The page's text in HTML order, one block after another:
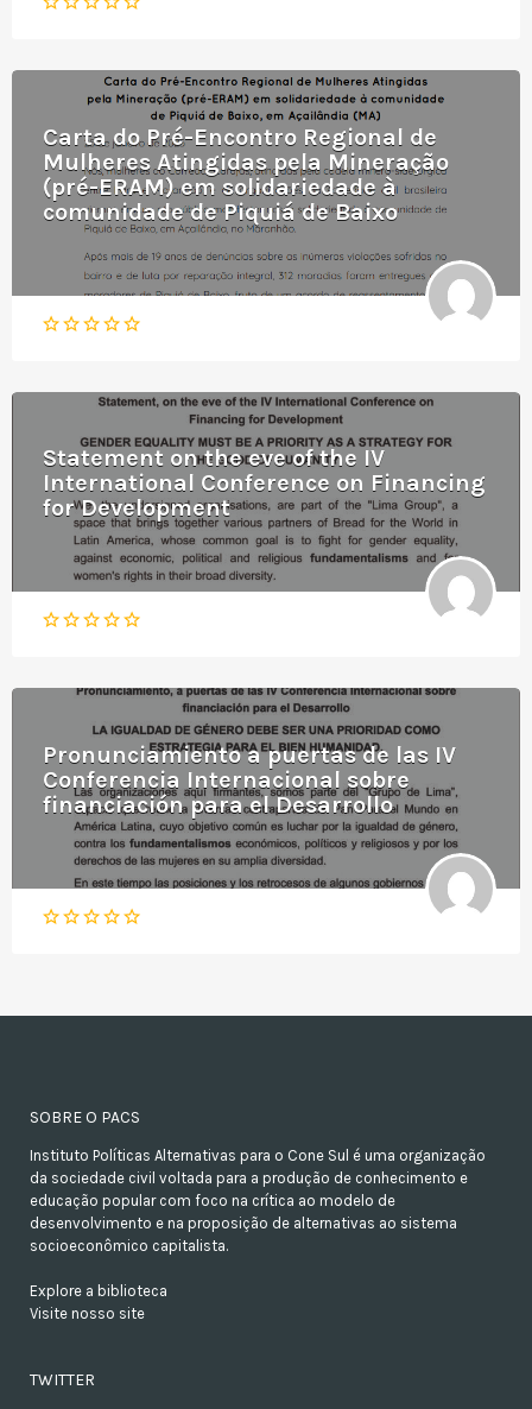
Carta do Pré-Encontro Regional de
Mulheres Atingidas pela Mineração
(pré-ERAM) em solidariedade à
comunidade de Piquiá de Baixo
Statement on the eve of the IV
International Conference on Financing
for Development
Pronunciamiento a puertas de las IV
Conferencia Internacional sobre
financiación para el Desarrollo
SOBRE O PACS
Instituto Políticas Alternativas para o Cone Sul é uma organização
da sociedade civil voltada para a produção de conhecimento e
educação popular com foco na crítica ao modelo de
desenvolvimento e na proposição de alternativas ao sistema
socioeconômico capitalista.
Explore a biblioteca
Visite nosso site
TWITTER